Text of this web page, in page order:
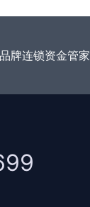
品牌连锁资金管家